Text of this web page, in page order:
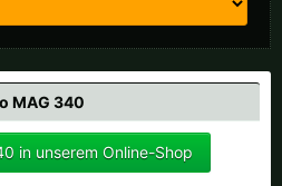
MAG 340
in unserem Online-Shop
Litauen |€
Österreich |€